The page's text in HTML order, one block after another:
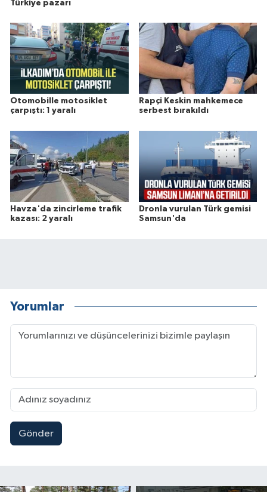
Türkiye pazarı
Otomobille motosiklet
çarpıştı: 1 yaralı
Rapçi Keskin mahkemece
serbest bırakıldı
Havza'da zincirleme trafik
kazası: 2 yaralı
Dronla vurulan Türk gemisi
Samsun'da
Yorumlar
Gönder